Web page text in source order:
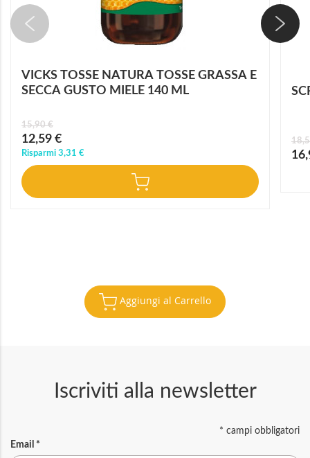
VICKS TOSSE NATURA TOSSE GRASSA E
SECCA GUSTO MIELE 140 ML
Prezzo
speciale
12,59 €
15,90 €
Risparmi 3,31 €
Aggiungi al Carrello
Iscriviti alla newsletter
* campi obbligatori
Email *